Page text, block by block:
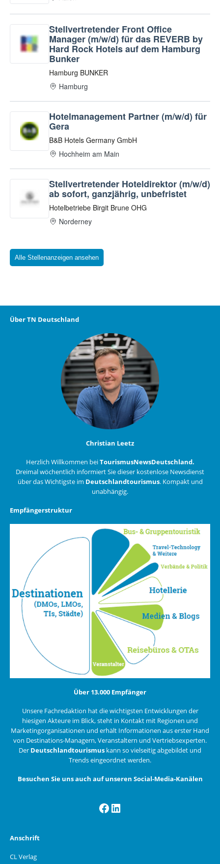
Alle Stellenanzeigen ansehen
Über TN Deutschland
Christian Leetz
Herzlich Willkommen beiTourismusNewsDeutschland.
Dreimal wöchentlich informiert Sie dieser kostenlose Newsdienst
über das Wichtigste im Deutschlandtourismus. Kompakt und
unabhängig.
Empfängerstruktur
Über 13.000 Empfänger
Unsere Fachredaktion hat die wichtigsten Entwicklungen der
hiesigen Akteure im Blick, steht in Kontakt mit Regionen und
Marketingorganisationen und erhält Informationen aus erster Hand
von Destinations-Managern, Veranstaltern und Vertriebsexperten.
Der Deutschlandtourismus kann so vielseitig abgebildet und
Trends eingeordnet werden.
Besuchen Sie uns auch auf unseren Social-Media-Kanälen
Facebook
LinkedIn
Anschrift
CL Verlag